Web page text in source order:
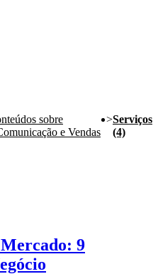
sobre
e Vendas
>Serviços
(4)
9